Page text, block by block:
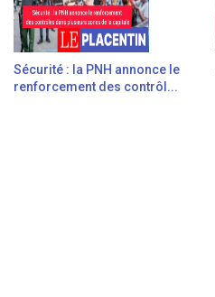
Sécurité : la PNH annonce le
renforcement des contrôl...